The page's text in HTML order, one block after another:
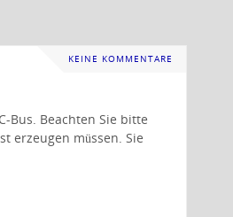
KEINE KOMMENTARE
Bus. Beachten Sie bitte
erzeugen müssen. Sie